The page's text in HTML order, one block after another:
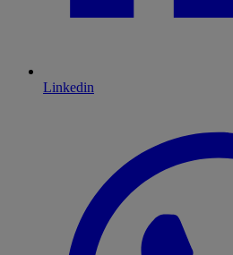
Linkedin